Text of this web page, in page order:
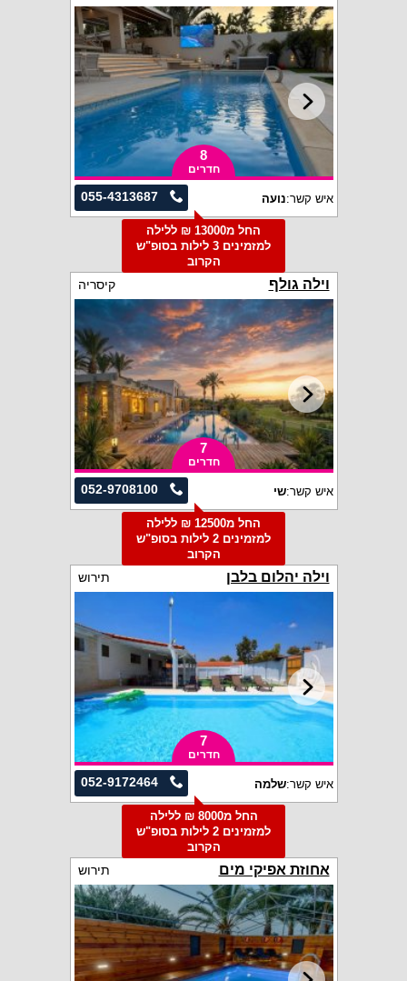
8
חדרים
055-4313687 איש קשר:נועה
החל מ13000 ₪ ללילה
למזמינים 3 לילות בסופ"ש
הקרוב
וילה גולף קיסריה
7
חדרים
052-9708100 איש קשר:שי
החל מ12500 ₪ ללילה
למזמינים 2 לילות בסופ"ש
הקרוב
וילה יהלום בלבן תירוש
7
חדרים
052-9172464 איש קשר:שלמה
החל מ8000 ₪ ללילה
למזמינים 2 לילות בסופ"ש
הקרוב
אחוזת אפיקי מים תירוש